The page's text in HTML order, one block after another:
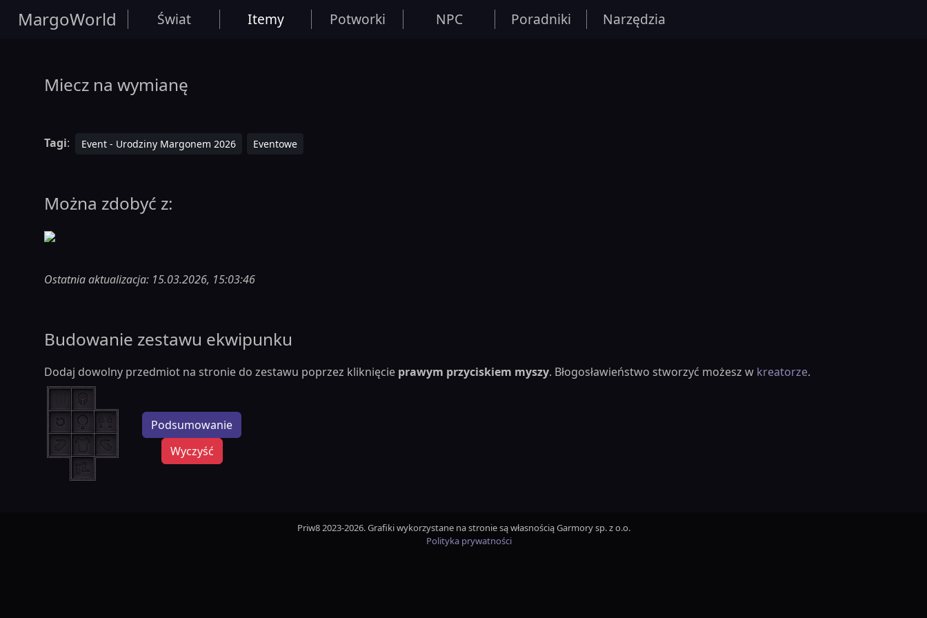
MargoWorld Świat Itemy Potworki NPC Poradniki Narzędzia
Miecz na wymianę
Tagi: Event - Urodziny Margonem 2026 Eventowe
Można zdobyć z:
Ostatnia aktualizacja: 15.03.2026, 15:03:46
Budowanie zestawu ekwipunku
Dodaj dowolny przedmiot na stronie do zestawu poprzez kliknięcie prawym przyciskiem myszy. Błogosławieństwo stworzyć możesz w kreatorze.
Podsumowanie
Wyczyść
Priw8 2023-2026. Grafiki wykorzystane na stronie są własnością Garmory sp. z o.o.
Polityka prywatności